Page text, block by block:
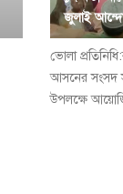
জুলাই
ভোলা
আসনের সংসদ
উপলক্ষে